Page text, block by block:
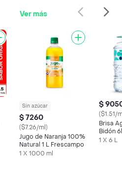
Ver más
Sin azúcar
$ 7260
($7.26/ml)
Jugo de Naranja 100%
Natural 1 L Frescampo
1 X 1000 ml
$
($1.51/
Brisa
Bidón 6l
1 X 6 L